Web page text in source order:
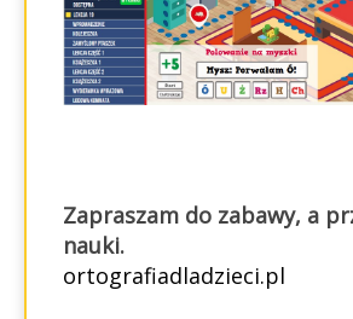
Zapraszam do zabawy, a
nauki.
ortografiadladzieci.pl